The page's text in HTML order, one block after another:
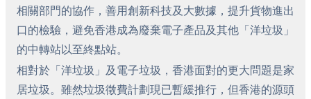
相關部門的協作，善用創新科技及大數據，提升貨物進出
口的檢驗，避免香港成為廢棄電子產品及其他「洋垃圾」
的中轉站以至終點站。
相對於「洋垃圾」及電子垃圾，香港面對的更大問題是家
居垃圾。雖然垃圾徵費計劃現已暫緩推行，但香港的源頭